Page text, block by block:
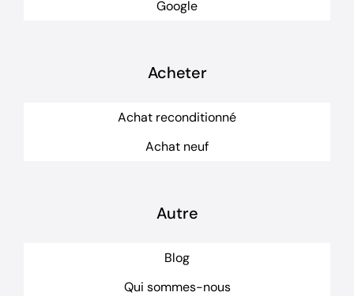
Google
Acheter
Achat reconditionné
Achat neuf
Autre
Blog
Qui sommes-nous